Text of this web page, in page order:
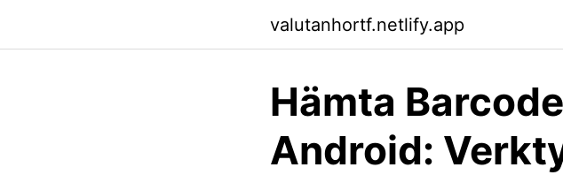
valutanhortf.netlify.app
Hämta
Android: